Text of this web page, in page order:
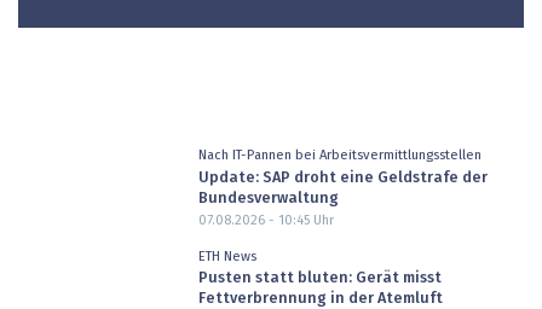
Nach IT-Pannen bei Arbeitsvermittlungsstellen
Update: SAP droht eine Geldstrafe der
Bundesverwaltung
07.08.2026 - 10:45Uhr
ETH News
Pusten statt bluten: Gerät misst
Fettverbrennung in der Atemluft